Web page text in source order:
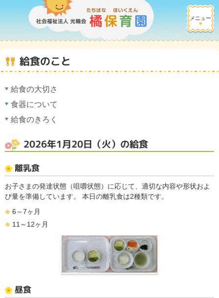
メニュー
給食のこと
給食の大切さ
食器について
給食のきろく
2026年1月20日（火）の給食
離乳食
お子さまの発達状態（咀嚼状態）に応じて、適切な内容や形状およ
び量を準備しています。 本日の離乳食は2種類です。
6～7ヶ月
11～12ヶ月
昼食